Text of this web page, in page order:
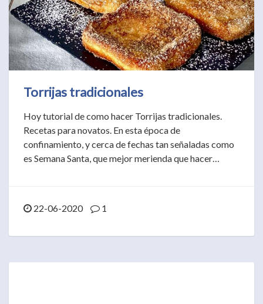
Torrijas tradicionales
Hoy tutorial de como hacer Torrijas tradicionales.
Recetas para novatos. En esta época de
confinamiento, y cerca de fechas tan señaladas como
es Semana Santa, que mejor merienda que hacer…
22-06-2020 1